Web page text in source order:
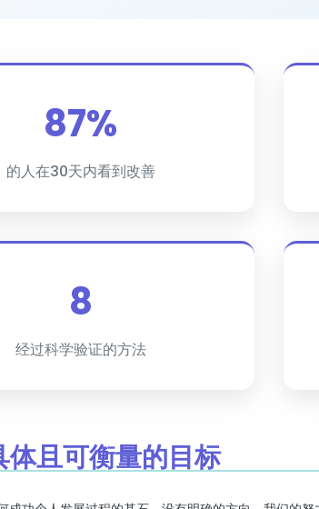
87%
的人在30天内看到改善
8
经过科学验证的方法
体且可衡量的目标